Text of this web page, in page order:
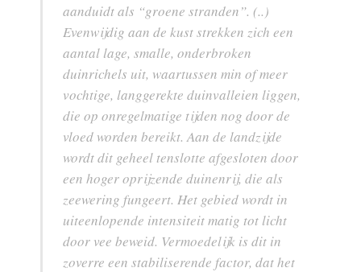
aanduidt als “groene stranden”. (..)
Evenwijdig aan de kust strekken zich een
aantal lage, smalle, onderbroken
duinrichels uit, waartussen min of meer
vochtige, langgerekte duinvalleien liggen,
die op onregelmatige tijden nog door de
vloed worden bereikt. Aan de landzijde
wordt dit geheel tenslotte afgesloten door
een hoger oprijzende duinenrij, die als
zeewering fungeert. Het gebied wordt in
uiteenlopende intensiteit matig tot licht
door vee beweid. Vermoedelijk is dit in
zoverre een stabiliserende factor, dat het